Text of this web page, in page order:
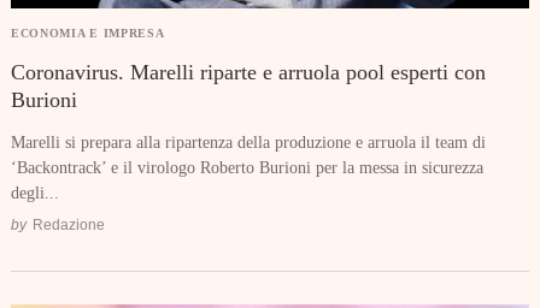
ECONOMIA E IMPRESA
Coronavirus. Marelli riparte e arruola pool esperti con
Burioni
Marelli si prepara alla ripartenza della produzione e arruola il team di
‘Backontrack’ e il virologo Roberto Burioni per la messa in sicurezza
degli...
by Redazione